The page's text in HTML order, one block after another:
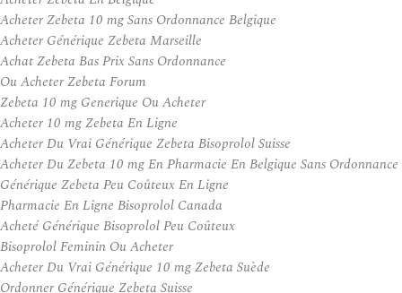
Acheter Zebeta 10 mg Sans Ordonnance Belgique
Acheter Générique Zebeta Marseille
Achat Zebeta Bas Prix Sans Ordonnance
Ou Acheter Zebeta Forum
Zebeta 10 mg Generique Ou Acheter
Acheter 10 mg Zebeta En Ligne
Acheter Du Vrai Générique Zebeta Bisoprolol Suisse
Acheter Du Zebeta 10 mg En Pharmacie En Belgique Sans Ordonnance
Générique Zebeta Peu Coûteux En Ligne
Pharmacie En Ligne Bisoprolol Canada
Acheté Générique Bisoprolol Peu Coûteux
Bisoprolol Feminin Ou Acheter
Acheter Du Vrai Générique 10 mg Zebeta Suède
Ordonner Générique Zebeta Suisse